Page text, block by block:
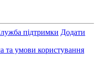
підтримки Додати
та умови користування